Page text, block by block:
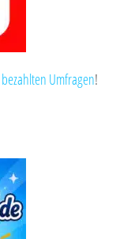
bezahlten Umfragen!